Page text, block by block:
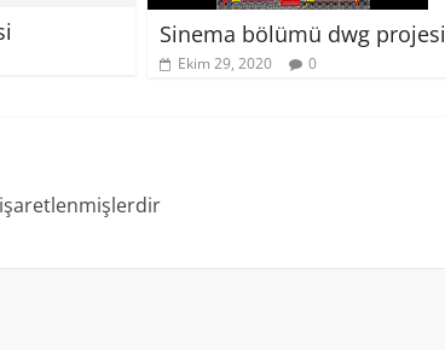
Sinema bölümü dwg projesi
Ekim 29, 2020 0